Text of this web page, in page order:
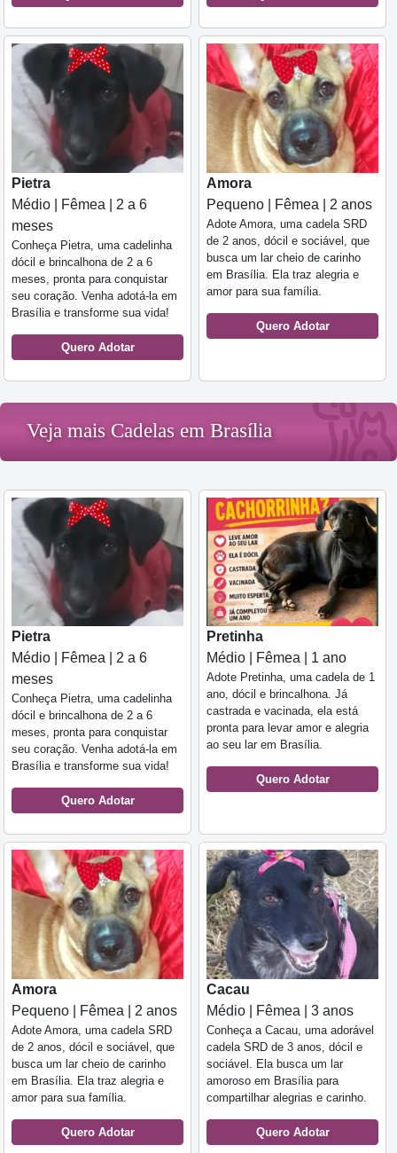
Pietra
Médio | Fêmea | 2 a 6
meses
Conheça Pietra, uma cadelinha
dócil e brincalhona de 2 a 6
meses, pronta para conquistar
seu coração. Venha adotá-la em
Brasília e transforme sua vida!
Quero Adotar
Amora
Pequeno | Fêmea | 2 anos
Adote Amora, uma cadela SRD
de 2 anos, dócil e sociável, que
busca um lar cheio de carinho
em Brasília. Ela traz alegria e
amor para sua família.
Quero Adotar
Veja mais Cadelas em Brasília
Pietra
Médio | Fêmea | 2 a 6
meses
Conheça Pietra, uma cadelinha
dócil e brincalhona de 2 a 6
meses, pronta para conquistar
seu coração. Venha adotá-la em
Brasília e transforme sua vida!
Quero Adotar
Pretinha
Médio | Fêmea | 1 ano
Adote Pretinha, uma cadela de 1
ano, dócil e brincalhona. Já
castrada e vacinada, ela está
pronta para levar amor e alegria
ao seu lar em Brasília.
Quero Adotar
Amora
Pequeno | Fêmea | 2 anos
Adote Amora, uma cadela SRD
de 2 anos, dócil e sociável, que
busca um lar cheio de carinho
em Brasília. Ela traz alegria e
amor para sua família.
Quero Adotar
Cacau
Médio | Fêmea | 3 anos
Conheça a Cacau, uma adorável
cadela SRD de 3 anos, dócil e
sociável. Ela busca um lar
amoroso em Brasília para
compartilhar alegrias e carinho.
Quero Adotar